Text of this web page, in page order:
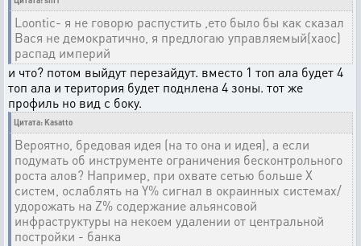
Loontic- я не говорю распустить ,ето было бы как сказал
Вася не демократично, я предлогаю управляемый(хаос)
распад империй
и что? потом выйдут перезайдут. вместо 1 топ ала будет 4
топ ала и територия будет поднлена 4 зоны. тот же
профиль но вид с боку.
Цитата: Kasatto
Вероятно, бредовая идея (на то она и идея), а если
подумать об инструменте ограничения бесконтрольного
роста алов? Например, при охвате сетью больше X
систем, ослаблять на Y% сигнал в окраинных системах/
удорожать на Z% содержание альянсовой
инфраструктуры на некоем удалении от центральной
постройки - банка